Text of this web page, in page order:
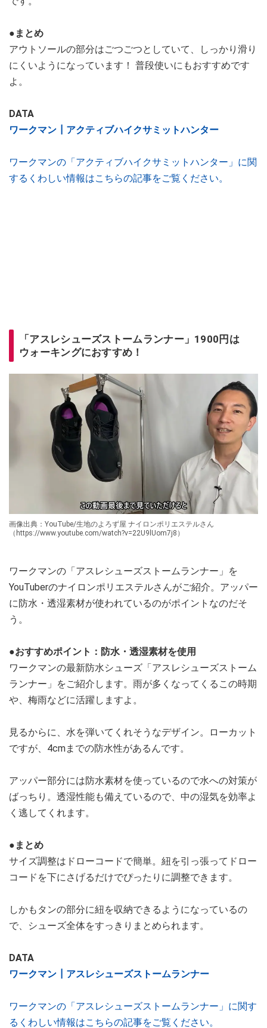
●まとめ
アウトソールの部分はごつごつとしていて、しっかり滑り
にくいようになっています！ 普段使いにもおすすめです
よ。
DATA
ワークマン┃アクティブハイクサミットハンター
ワークマンの「アクティブハイクサミットハンター」に関
するくわしい情報はこちらの記事をご覧ください。
「アスレシューズストームランナー」1900円は
ウォーキングにおすすめ！
画像出典：YouTube/生地のよろず屋 ナイロンポリエステルさん
（https://www.youtube.com/watch?v=22U9lUom7j8）
ワークマンの「アスレシューズストームランナー」を
YouTuberのナイロンポリエステルさんがご紹介。アッパー
に防水・透湿素材が使われているのがポイントなのだそ
う。
●おすすめポイント：防水・透湿素材を使用
ワークマンの最新防水シューズ「アスレシューズストーム
ランナー」をご紹介します。雨が多くなってくるこの時期
や、梅雨などに活躍しますよ。
見るからに、水を弾いてくれそうなデザイン。ローカット
ですが、4cmまでの防水性があるんです。
アッパー部分には防水素材を使っているので水への対策が
ばっちり。透湿性能も備えているので、中の湿気を効率よ
く逃してくれます。
●まとめ
サイズ調整はドローコードで簡単。紐を引っ張ってドロー
コードを下にさげるだけでぴったりに調整できます。
しかもタンの部分に紐を収納できるようになっているの
で、シューズ全体をすっきりまとめられます。
DATA
ワークマン┃アスレシューズストームランナー
ワークマンの「アスレシューズストームランナー」に関す
るくわしい情報はこちらの記事をご覧ください。